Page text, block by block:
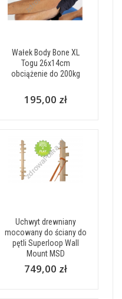
Wałek Body Bone XL
Togu 26x14cm
obciążenie do 200kg
195,00 zł
Uchwyt drewniany
mocowany do ściany do
pętli Superloop Wall
Mount MSD
749,00 zł